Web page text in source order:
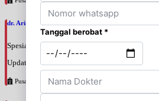
dr. Arini Purwono, SpP
Spesialis: Paru
Update terakhir: 2026-08-07 20:25:58
Pusat Pertamina